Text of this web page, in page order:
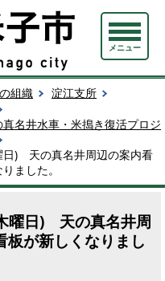
メニュー
組織
淀江支所
名井水車・米搗き復活プロジ
日) 天の真名井周辺の案内看
ました。
曜日) 天の真名井周
板が新しくなりまし